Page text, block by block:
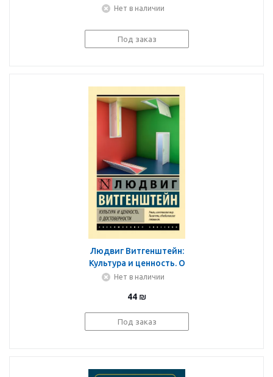
исследования
Нет в наличии
Под заказ
Людвиг Витгенштейн:
Культура и ценность. О
достоверности
Нет в наличии
44 ₪
Под заказ